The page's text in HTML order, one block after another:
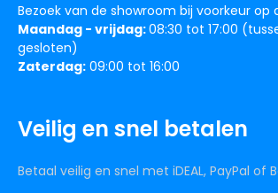
Bezoek van de showroom bij voorkeur op
Maandag - vrijdag:08:30 tot 17:00
gesloten)
Zaterdag: 09:00 tot 16:00
Veilig en snel betalen
Betaal veilig en snel met iDEAL, PayPal of